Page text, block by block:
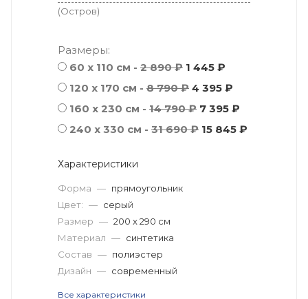
(Остров)
Размеры:
60 x 110 см - 2 890 ₽ 1 445 ₽
120 x 170 см - 8 790 ₽ 4 395 ₽
160 x 230 см - 14 790 ₽ 7 395 ₽
240 x 330 см - 31 690 ₽ 15 845 ₽
Характеристики
Форма — прямоугольник
Цвет: — серый
Размер — 200 x 290 см
Материал — синтетика
Состав — полиэстер
Дизайн — современный
Все характеристики